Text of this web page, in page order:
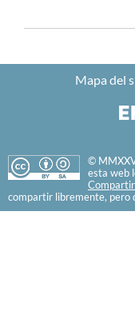
Mapa del
©
esta web
compartir libremente, pero